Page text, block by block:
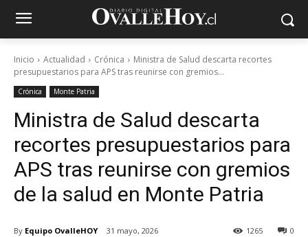
Inicio Actualidad Crónica
Ministra de Salud descarta recortes
presupuestarios para APS tras reunirse con gremios...
Crónica Monte Patria
Ministra de Salud descarta
recortes presupuestarios para
APS tras reunirse con gremios
de la salud en Monte Patria
By Equipo OvalleHOY 31 mayo, 2026 0
1265